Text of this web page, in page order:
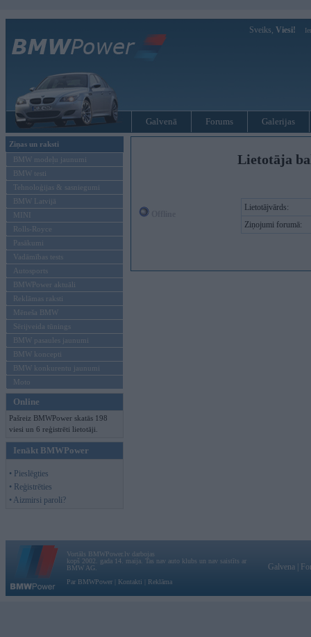
Sveiks, Viesi!
Galvenā Forums Galerijas
Ziņas un raksti
BMW modeļu jaunumi
BMW testi
Tehnoloģijas & sasniegumi
BMW Latvijā
MINI
Rolls-Royce
Pasākumi
Vadāmības tests
Autosports
BMWPower aktuāli
Reklāmas raksti
Mēneša BMW
Sērijveida tūnings
BMW pasaules jaunumi
BMW koncepti
BMW konkurentu jaunumi
Moto
Online
Pašreiz BMWPower skatās 198
viesi un 6 reģistrēti lietotāji.
Ienākt BMWPower
• Pieslēgties
• Reģistrēties
• Aizmirsi paroli?
Lietotāja
Lietotājvārds:
Ziņojumi forumā:
Vortāls BMWPower.lv darbojas
kopš 2002. gada 14. maija. Tas nav auto klubs un nav saistīts ar
BMW AG.
Par BMWPower
Kontakti Reklāma
Galvena